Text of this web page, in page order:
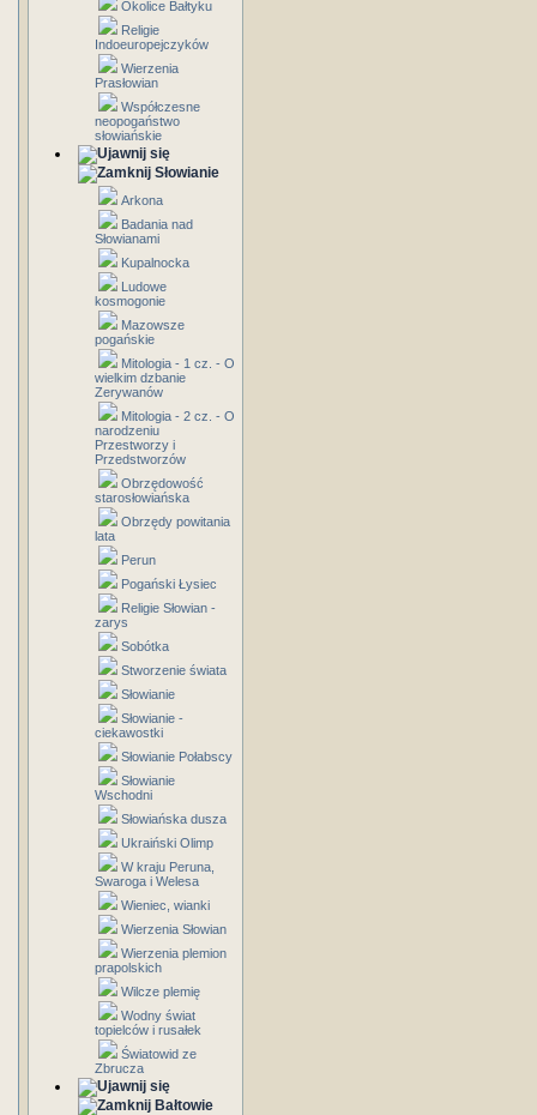
Okolice Bałtyku
Religie
Indoeuropejczyków
Wierzenia
Prasłowian
Współczesne
neopogaństwo
słowiańskie
Słowianie
Arkona
Badania nad
Słowianami
Kupalnocka
Ludowe
kosmogonie
Mazowsze
pogańskie
Mitologia - 1 cz. - O
wielkim dzbanie
Zerywanów
Mitologia - 2 cz. - O
narodzeniu
Przestworzy i
Przedstworzów
Obrzędowość
starosłowiańska
Obrzędy powitania
lata
Perun
Pogański Łysiec
Religie Słowian -
zarys
Sobótka
Stworzenie świata
Słowianie
Słowianie -
ciekawostki
Słowianie Połabscy
Słowianie
Wschodni
Słowiańska dusza
Ukraiński Olimp
W kraju Peruna,
Swaroga i Welesa
Wieniec, wianki
Wierzenia Słowian
Wierzenia plemion
prapolskich
Wilcze plemię
Wodny świat
topielców i rusałek
Światowid ze
Zbrucza
Bałtowie